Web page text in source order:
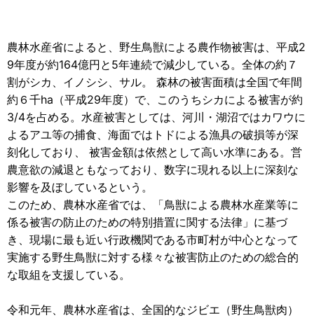
農林水産省によると、野生鳥獣による農作物被害は、平成2
9年度が約164億円と5年連続で減少している。全体の約７
割がシカ、イノシシ、サル。 森林の被害面積は全国で年間
約６千ha（平成29年度）で、このうちシカによる被害が約
3/4を占める。水産被害としては、河川・湖沼ではカワウに
よるアユ等の捕食、海面ではトドによる漁具の破損等が深
刻化しており、 被害金額は依然として高い水準にある。営
農意欲の減退ともなっており、数字に現れる以上に深刻な
影響を及ぼしているという。
このため、農林水産省では、「鳥獣による農林水産業等に
係る被害の防止のための特別措置に関する法律」に基づ
き、現場に最も近い行政機関である市町村が中心となって
実施する野生鳥獣に対する様々な被害防止のための総合的
な取組を支援している。
令和元年、農林水産省は、全国的なジビエ（野生鳥獣肉）